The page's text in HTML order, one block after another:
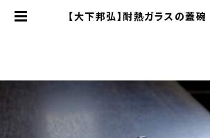
【大下邦弘】耐熱ガラスの蓋碗 【Oshi